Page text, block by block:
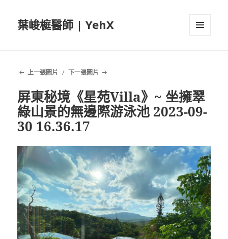
葉峻榳醫師 | YehX
上一張圖片 下一張圖片
屏東秘境《星苑Villa》~ 坐擁翠
綠山景的無邊際游泳池 2023-09-
30 16.36.17